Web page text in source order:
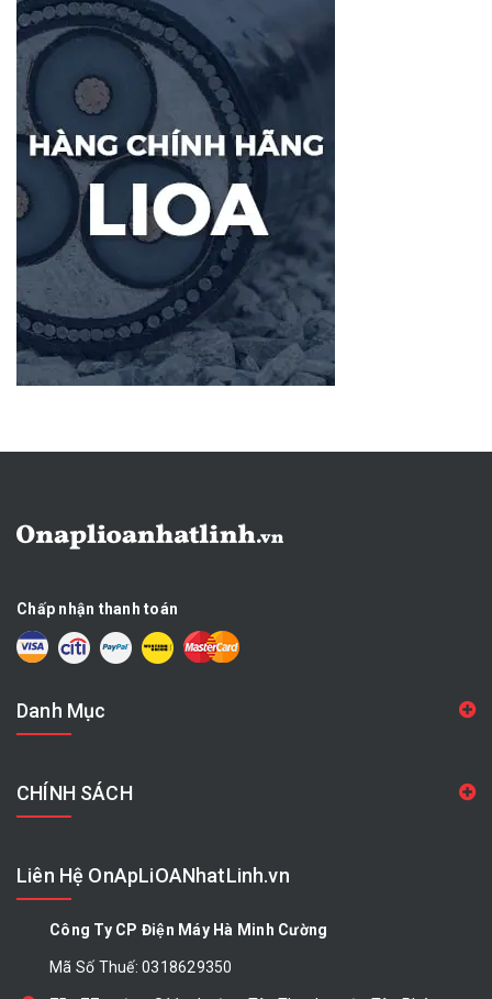
Chấp nhận thanh toán
Danh Mục
CHÍNH SÁCH
Liên Hệ OnApLiOANhatLinh.vn
Công Ty CP Điện Máy Hà Minh Cường
Mã Số Thuế: 0318629350